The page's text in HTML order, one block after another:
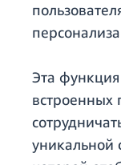
Эта функция
встроенных
уникальной